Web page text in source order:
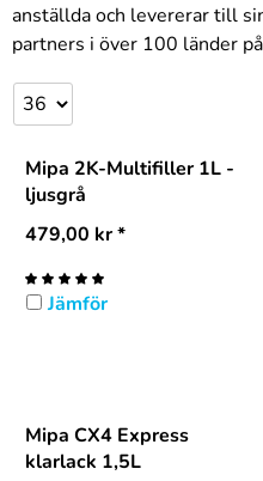
anställda och levererar till
partners i över 100 länder
Mipa 2K-Multifiller 1L -
ljusgrå
479,00 kr*
Jämför
Mipa CX4 Express
klarlack 1,5L